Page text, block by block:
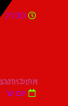
היכל התרבות
21:30
ארז בירנבוים
יום ש'